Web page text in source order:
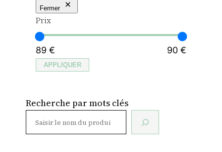
Fermer
Prix
89 € 90 €
APPLIQUER
Recherche par mots clés